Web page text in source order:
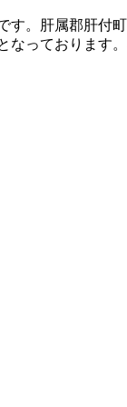
す。肝属郡肝
なっておりま